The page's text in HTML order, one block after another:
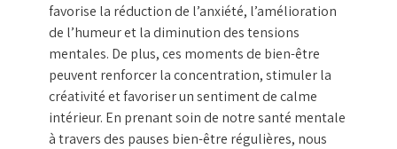
favorise la réduction de l’anxiété, l’amélioration
de l’humeur et la diminution des tensions
mentales. De plus, ces moments de bien-être
peuvent renforcer la concentration, stimuler la
créativité et favoriser un sentiment de calme
intérieur. En prenant soin de notre santé mentale
à travers des pauses bien-être régulières, nous